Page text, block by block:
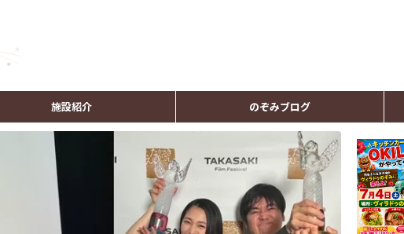
施設紹介 のぞみブログ